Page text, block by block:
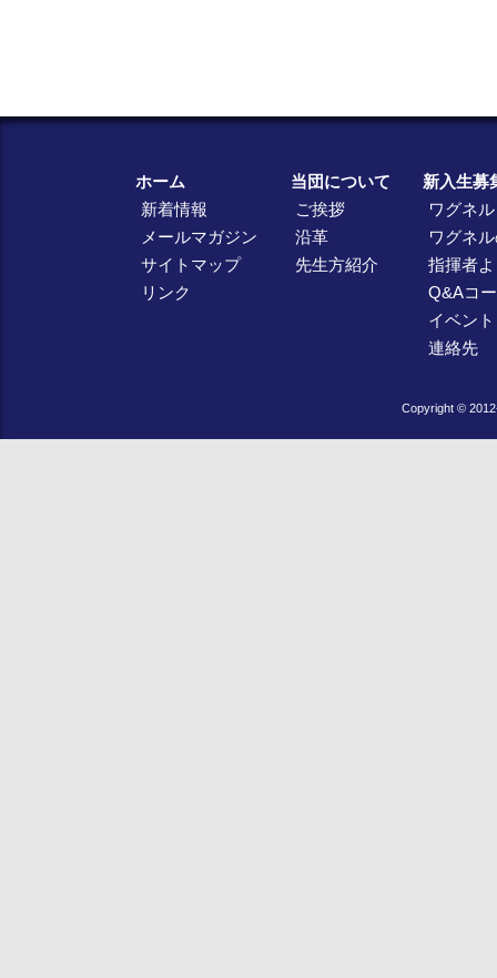
ホーム
新着情報
メールマガジン
サイトマップ
リンク
当団について
ご挨拶
沿革
先生方紹介
新入生募
ワグネ
ワグネ
指揮者
Q&Aコ
イベン
連絡先
Copyright ©